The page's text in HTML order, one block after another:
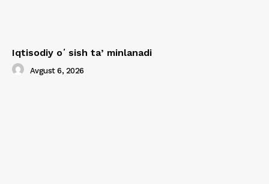
Iqtisodiy oʻsish taʼminlanadi
Avgust 6, 2026